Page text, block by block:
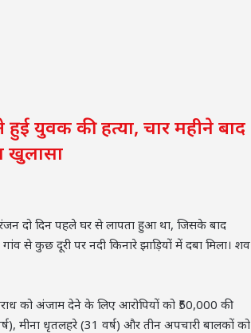
युवक की हत्या, चार महीने बाद
खुलासा
दो दिन पहले घर से लापता हुआ था, जिसके बाद
से कुछ दूरी पर नदी किनारे झाड़ियों में दबा मिला। शव
को अंजाम देने के लिए आरोपियों को ₹50,000 की
मीना धृतलहरे (31 वर्ष) और तीन अपचारी बालकों को